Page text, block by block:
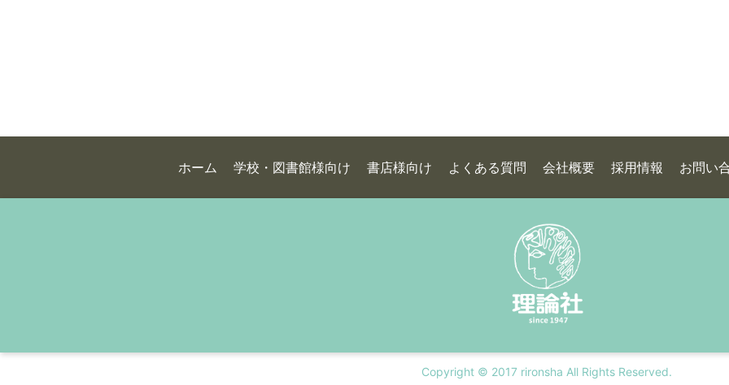
ホーム 学校・図書館様向け 書店様向け よくある質問 会社概要 採用情報 お問い
Copyright © 2017 rironsha All Rights Reserved.